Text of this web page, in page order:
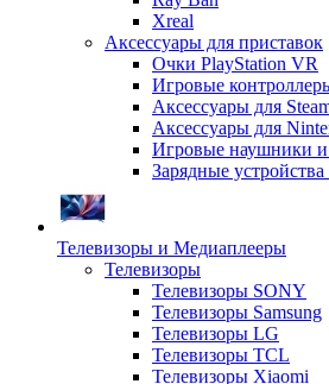
Xreal
Аксессуары для приставок
Очки PlayStation VR
Игровые
Аксессуары для
Аксессуары для
Игровые наушники
Зарядные
Телевизоры и Медиаплееры
Телевизоры
Телевизоры SONY
Телевизоры Samsung
Телевизоры LG
Телевизоры TCL
Телевизоры Xiaomi